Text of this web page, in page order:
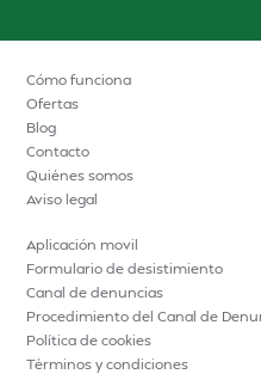
Cómo funciona
Ofertas
Blog
Contacto
Quiénes somos
Aviso legal
Aplicación movil
Formulario de desistimiento
Canal de denuncias
Procedimiento del Canal de
Política de cookies
Términos y condiciones